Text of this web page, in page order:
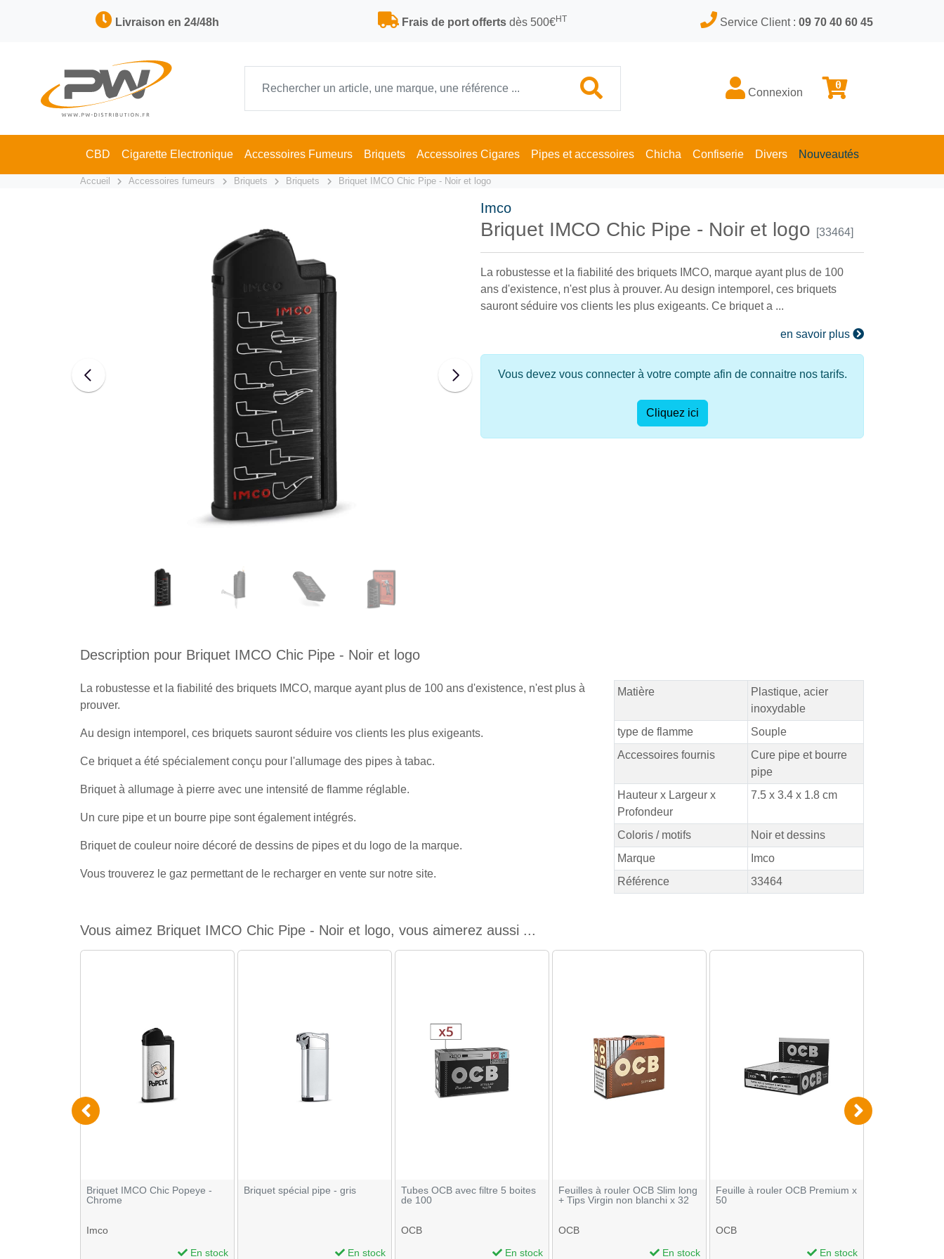
Livraison en 24/48h Frais de port offertsdès 500€HT Service Client : 09 70 40 60 45
Connexion
0
CBD Cigarette Electronique Accessoires Fumeurs Briquets Accessoires Cigares Pipes et accessoires Chicha Confiserie Divers Nouveautés
Accueil Accessoires fumeurs Briquets Briquets Briquet IMCO Chic Pipe - Noir et logo
Imco
Briquet IMCO Chic Pipe - Noir et logo [33464]
La robustesse et la fiabilité des briquets IMCO, marque ayant plus de 100
ans d'existence, n'est plus à prouver. Au design intemporel, ces briquets
sauront séduire vos clients les plus exigeants. Ce briquet a ...
en savoir plus
Vous devez vous connecter à votre compte afin de connaitre nos tarifs.
Cliquez ici
Description pour Briquet IMCO Chic Pipe - Noir et logo
La robustesse et la fiabilité des briquets IMCO, marque ayant plus de 100 ans d'existence, n'est plus à
prouver.
Au design intemporel, ces briquets sauront séduire vos clients les plus exigeants.
Ce briquet a été spécialement conçu pour l'allumage des pipes à tabac.
Briquet à allumage à pierre avec une intensité de flamme réglable.
Un cure pipe et un bourre pipe sont également intégrés.
Briquet de couleur noire décoré de dessins de pipes et du logo de la marque.
Vous trouverez le gaz permettant de le recharger en vente sur notre site.
Matière
Plastique, acier
inoxydable
type de flamme
Souple
Accessoires fournis
Cure pipe et bourre
pipe
Hauteur x Largeur x
Profondeur
7.5 x 3.4 x 1.8 cm
Coloris / motifs
Noir et dessins
Marque
Imco
Référence
33464
Vous aimez Briquet IMCO Chic Pipe - Noir et logo, vous aimerez aussi ...
Briquet IMCO Chic Popeye -
Chrome
Imco
En stock
Briquet spécial pipe - gris
En stock
Tubes OCB avec filtre 5 boites
de 100
OCB
En stock
Feuilles à rouler OCB Slim long
+ Tips Virgin non blanchi x 32
OCB
En stock
Feuille à rouler OCB Premium x
50
OCB
En stock